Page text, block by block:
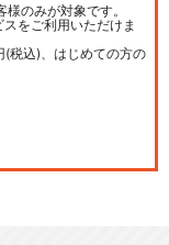
のみが対象です。
をご利用いただけま
税込)、はじめての方の